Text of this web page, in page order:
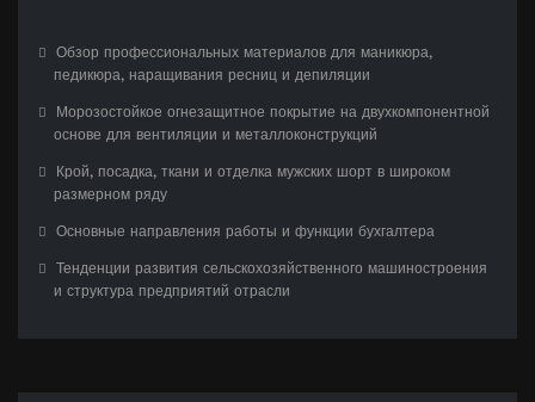
Обзор профессиональных материалов для маникюра,
педикюра, наращивания ресниц и депиляции
Морозостойкое огнезащитное покрытие на двухкомпонентной
основе для вентиляции и металлоконструкций
Крой, посадка, ткани и отделка мужских шорт в широком
размерном ряду
Основные направления работы и функции бухгалтера
Тенденции развития сельскохозяйственного машиностроения
и структура предприятий отрасли